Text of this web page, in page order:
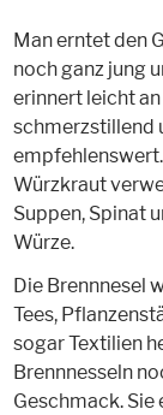
Man erntet den
noch ganz jung
erinnert leicht
schmerzstillend
Würzkraut
Suppen, Spinat
Würze.
Die Brennnesel
Tees,
sogar Textilien
Brennnesseln
Geschmack. Sie